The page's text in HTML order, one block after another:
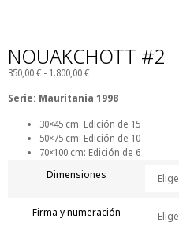
NOUAKCHOTT #2
350,00€ - 1.800,00€
Serie: Mauritania 1998
30×45 cm: Edición de 15
50×75 cm: Edición de 10
70×100 cm: Edición de 6
Dimensiones
Firma y numeración